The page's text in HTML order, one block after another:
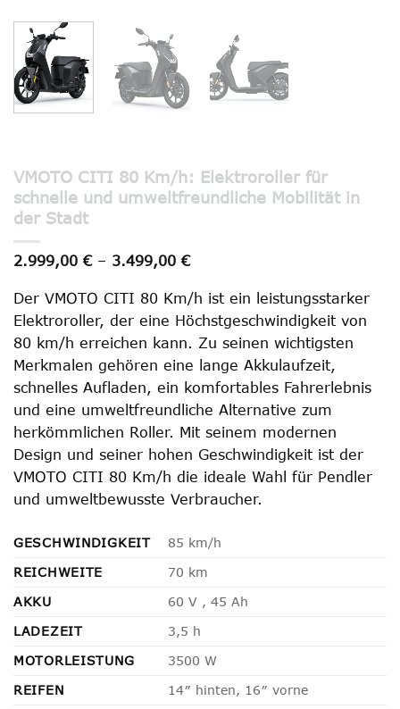
VMOTO CITI 80 Km/h: Elektroroller für
schnelle und umweltfreundliche Mobilität in
der Stadt
2.999,00 € – 3.499,00 €Preisspanne:
bis
3.499,00 €
Der VMOTO CITI 80 Km/h ist ein leistungsstarker
Elektroroller, der eine Höchstgeschwindigkeit von
80 km/h erreichen kann. Zu seinen wichtigsten
Merkmalen gehören eine lange Akkulaufzeit,
schnelles Aufladen, ein komfortables Fahrerlebnis
und eine umweltfreundliche Alternative zum
herkömmlichen Roller. Mit seinem modernen
Design und seiner hohen Geschwindigkeit ist der
VMOTO CITI 80 Km/h die ideale Wahl für Pendler
und umweltbewusste Verbraucher.
GESCHWINDIGKEIT
85 km/h
REICHWEITE
70 km
AKKU
60 V , 45 Ah
LADEZEIT
3,5 h
MOTORLEISTUNG
3500 W
REIFEN
14″ hinten, 16″ vorne